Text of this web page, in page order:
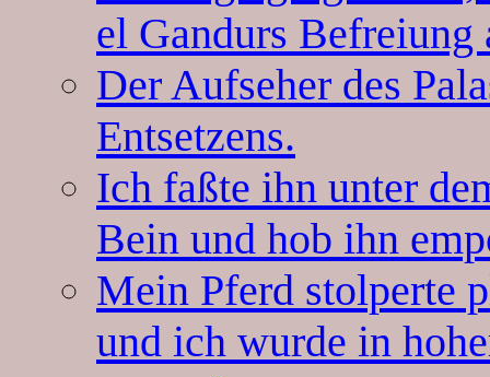
el Gandurs
Der Aufseher des
Entsetzens.
Ich faßte ihn unter
Bein und hob ihn
Mein Pferd stolperte
und ich wurde in